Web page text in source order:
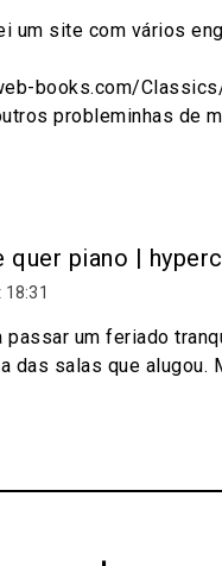
um site com vários
books.com/
probleminhas de
quer piano |
passar um feriado
das salas que alugou.